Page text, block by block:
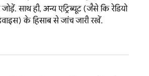
साथ ही, अन्य एट्रिब्यूट (जैसे कि रेडियो
के हिसाब से जांच जारी रखें.